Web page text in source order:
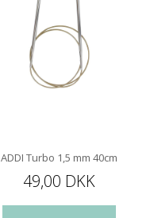
ADDI Turbo 1,5 mm 40cm
49,00 DKK